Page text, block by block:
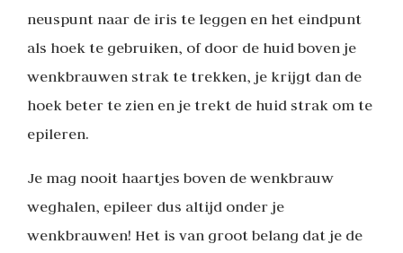
neuspunt naar de iris te leggen en het eindpunt
als hoek te gebruiken, of door de huid boven je
wenkbrauwen strak te trekken, je krijgt dan de
hoek beter te zien en je trekt de huid strak om te
epileren.
Je mag nooit haartjes boven de wenkbrauw
weghalen, epileer dus altijd onder je
wenkbrauwen! Het is van groot belang dat je de